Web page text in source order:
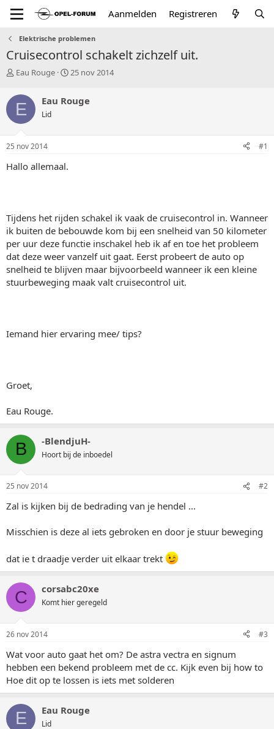
Aanmelden Registreren
Elektrische problemen
Cruisecontrol schakelt zichzelf uit.
T
p
i
c
s
a
t
Eau Rouge
S
r
a
25 nov 2014
E Eau Rouge
Lid
25 nov 2014 #1
Hallo allemaal.
Tijdens het rijden schakel ik vaak de cruisecontrol in. Wanneer
ik buiten de bebouwde kom bij een snelheid van 50 kilometer
per uur deze functie inschakel heb ik af en toe het probleem
dat deze weer vanzelf uit gaat. Eerst probeert de auto op
snelheid te blijven maar bijvoorbeeld wanneer ik een kleine
stuurbeweging maak valt cruisecontrol uit.
Iemand hier ervaring mee/ tips?
Groet,
Eau Rouge.
B -BlendjuH-
Hoort bij de inboedel
25 nov 2014 #2
Zal is kijken bij de bedrading van je hendel ...
Misschien is deze al iets gebroken en door je stuur beweging
dat ie t draadje verder uit elkaar trekt
C corsabc20xe
Komt hier geregeld
26 nov 2014 #3
Wat voor auto gaat het om? De astra vectra en signum
hebben een bekend probleem met de cc. Kijk even bij how to
Hoe dit op te lossen is iets met solderen
E Eau Rouge
Lid